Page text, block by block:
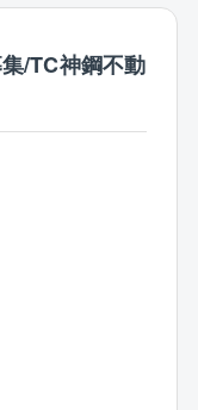
めます。
ながら、分業体
マンション管
永い信頼関係
産価値維持、
た営業ができる
/TC神鋼不動